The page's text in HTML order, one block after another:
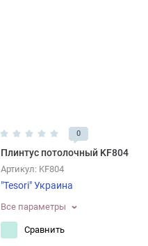
0
Плинтус потолочный KF804
Артикул: KF804
"Tesori" Украина
Все параметры
Сравнить